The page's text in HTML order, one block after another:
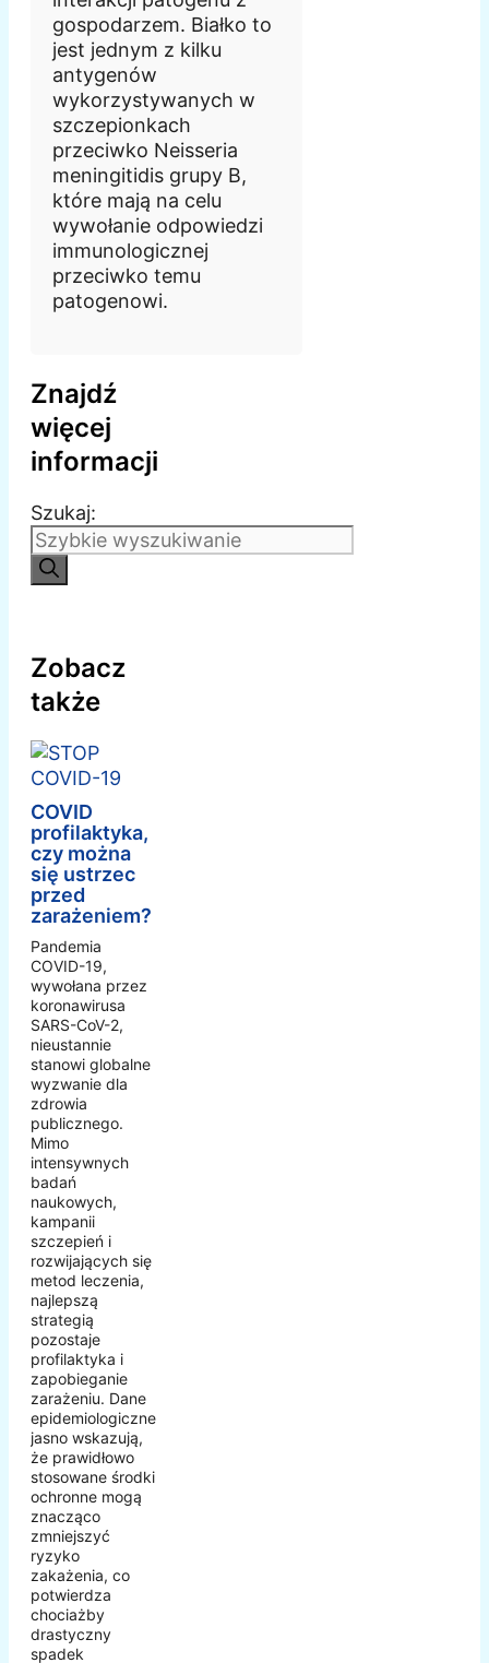
gospodarzem. Białko to
jest jednym z kilku
antygenów
wykorzystywanych w
szczepionkach
przeciwko Neisseria
meningitidis grupy B,
które mają na celu
wywołanie odpowiedzi
immunologicznej
przeciwko temu
patogenowi.
Znajdź
więcej
informacji
Szukaj:
Zobacz
także
COVID
profilaktyka,
czy można
się ustrzec
przed
zarażeniem?
Pandemia
COVID-19,
wywołana przez
koronawirusa
SARS-CoV-2,
nieustannie
stanowi globalne
wyzwanie dla
zdrowia
publicznego.
Mimo
intensywnych
badań
naukowych,
kampanii
szczepień i
rozwijających się
metod leczenia,
najlepszą
strategią
pozostaje
profilaktyka i
zapobieganie
zarażeniu. Dane
epidemiologiczne
jasno wskazują,
że prawidłowo
stosowane środki
ochronne mogą
znacząco
zmniejszyć
ryzyko
zakażenia, co
potwierdza
chociażby
drastyczny
spadek